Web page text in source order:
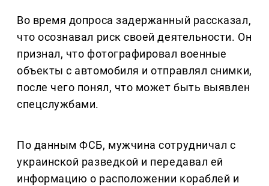
Во время допроса задержанный рассказал,
что осознавал риск своей деятельности. Он
признал, что фотографировал военные
объекты с автомобиля и отправлял снимки,
после чего понял, что может быть выявлен
спецслужбами.
По данным ФСБ, мужчина сотрудничал с
украинской разведкой и передавал ей
информацию о расположении кораблей и